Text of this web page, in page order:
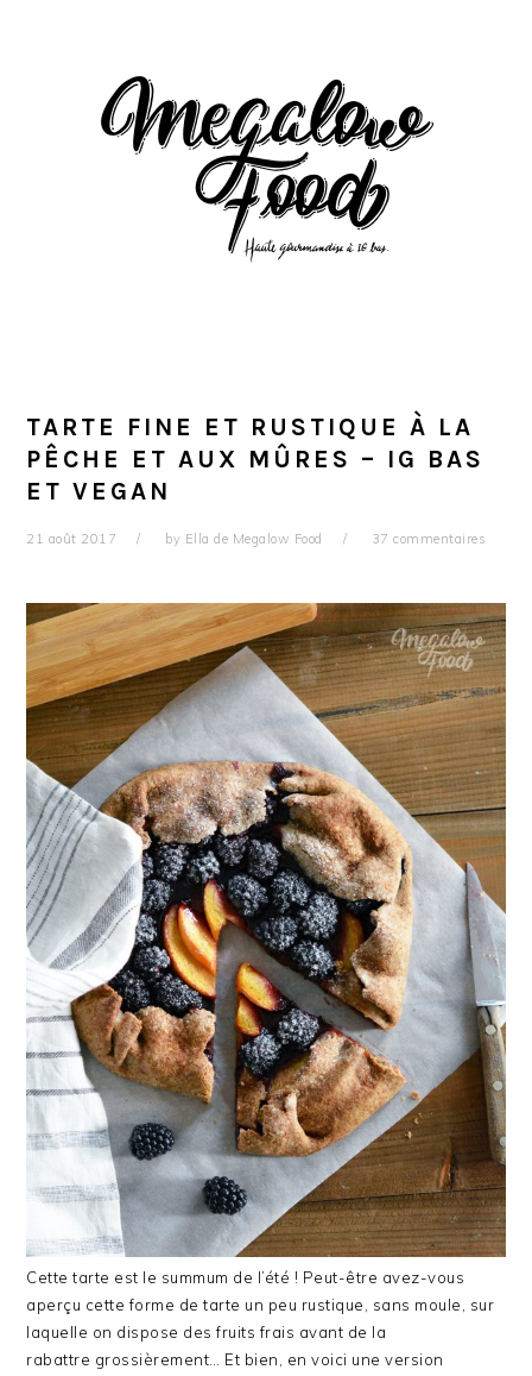
TARTE FINE ET RUSTIQUE À LA
PÊCHE ET AUX MÛRES – IG BAS
ET VEGAN
21 août 2017 by Ella de Megalow Food 37 commentaires
Cette tarte est le summum de l’été ! Peut-être avez-vous
aperçu cette forme de tarte un peu rustique, sans moule, sur
laquelle on dispose des fruits frais avant de la
rabattre grossièrement… Et bien, en voici une version